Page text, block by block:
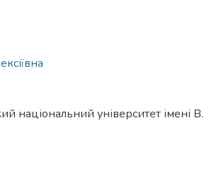
національний університет імені В.